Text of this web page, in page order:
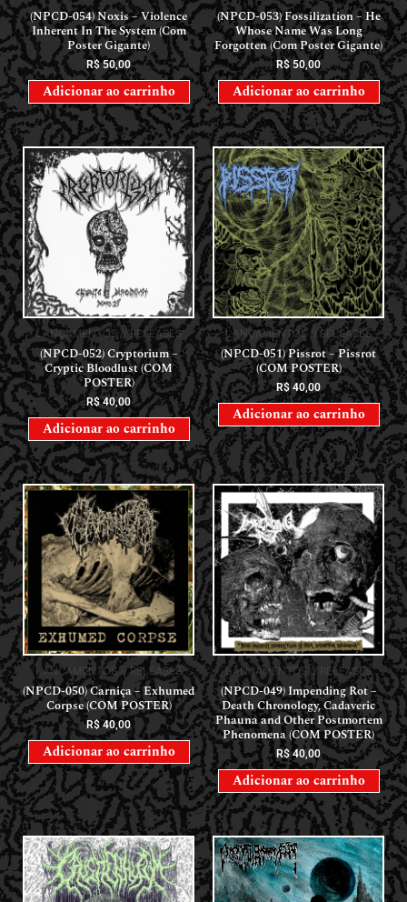
(NPCD-054) Noxis – Violence
Inherent In The System (Com
Poster Gigante)
R$50,00
Adicionar ao carrinho
(NPCD-053) Fossilization – He
Whose Name Was Long
Forgotten (Com Poster Gigante)
R$ 50,00
Adicionar ao carrinho
LANÇAMENTOS // RELEASES
(NPCD-052) Cryptorium –
Cryptic Bloodlust (COM
POSTER)
R$40,00
Adicionar ao carrinho
LANÇAMENTOS // RELEASES
(NPCD-051) Pissrot – Pissrot
(COM POSTER)
R$40,00
Adicionar ao carrinho
LANÇAMENTOS // RELEASES
(NPCD-050) Carniça – Exhumed
Corpse (COM POSTER)
R$40,00
Adicionar ao carrinho
LANÇAMENTOS // RELEASES
(NPCD-049) Impending Rot –
Death Chronology, Cadaveric
Phauna and Other Postmortem
Phenomena (COM POSTER)
R$40,00
Adicionar ao carrinho